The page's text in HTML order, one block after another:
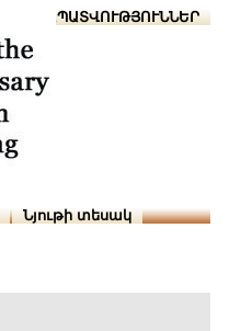
ՆԱԽԱՊԱՏՎՈՒԹՅՈՒՆՆԵՐ
Նյութի տեսակ